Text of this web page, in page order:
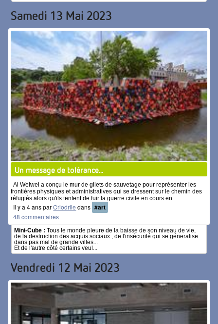
Samedi 13 Mai 2023
Un message de tolérance...
Ai Weiwei a conçu le mur de gilets de sauvetage pour représenter les
frontières physiques et administratives qui se dressent sur le chemin des
réfugiés alors qu'ils tentent de fuir la guerre civile en cours en...
Il y a 4 ans parCriodrile dans #art
48 commentaires
Mini-Cube : Tous le monde pleure de la baisse de son niveau de vie,
de la destruction des acquis sociaux , de l'insécurité qui se géneralise
dans pas mal de grande villes...
Et de l'autre côté certains veul...
Vendredi 12 Mai 2023